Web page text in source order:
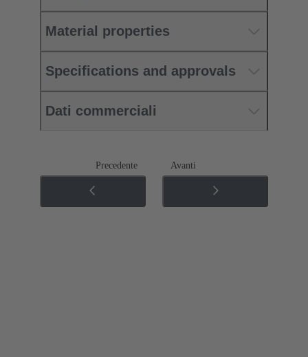
Material properties
Specifications and approvals
Dati commerciali
Precedente Avanti